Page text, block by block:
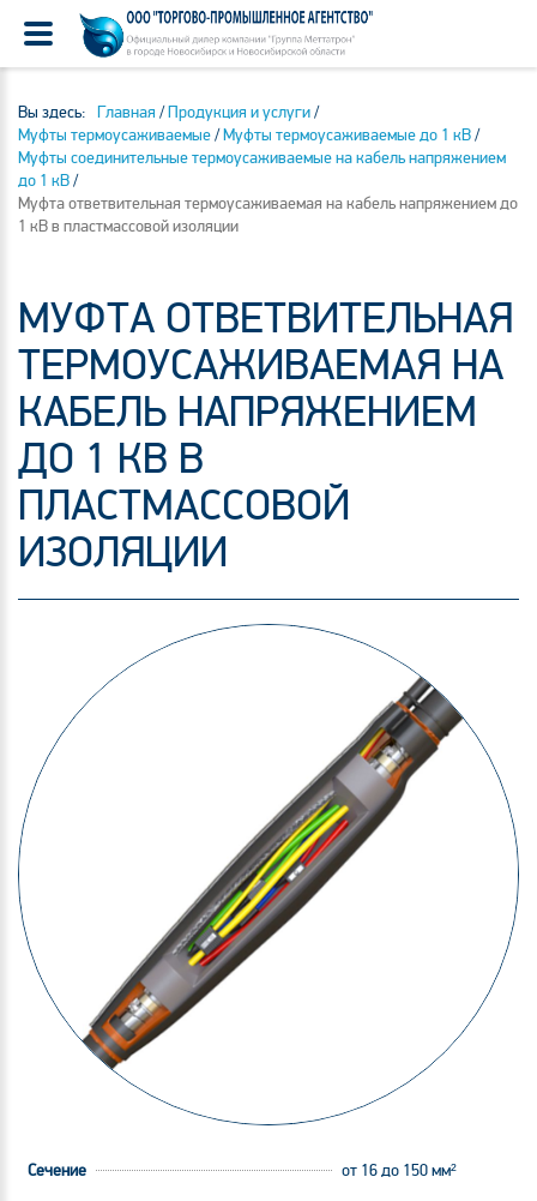
Вы здесь: Главная /Продукция и услуги/
Муфты термоусаживаемые/Муфты термоусаживаемые до 1 кВ/
Муфты соединительные термоусаживаемые на кабель напряжением
до 1 кВ/
Муфта ответвительная термоусаживаемая на кабель напряжением до
1 кВ в пластмассовой изоляции
МУФТА ОТВЕТВИТЕЛЬНАЯ
ТЕРМОУСАЖИВАЕМАЯ НА
КАБЕЛЬ НАПРЯЖЕНИЕМ
ДО 1 КВ В
ПЛАСТМАССОВОЙ
ИЗОЛЯЦИИ
Сечение от 16 до 150 мм²